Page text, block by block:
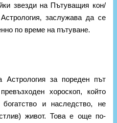
звезди на Пътуващия кон/
заслужава да се
по време на пътуване.
Астрология за пореден път
хороскоп, който
и наследство, не
живот. Това е още по-